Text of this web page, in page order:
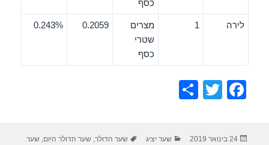
כסף
לירה 1
מצרים
שטרי
כסף
0.2059
0.243%
F
T
פורסם
24 בינואר 2019 קטגוריות
שער יציג תגיות
שער הדולר ,שער הדולר היום ,שער